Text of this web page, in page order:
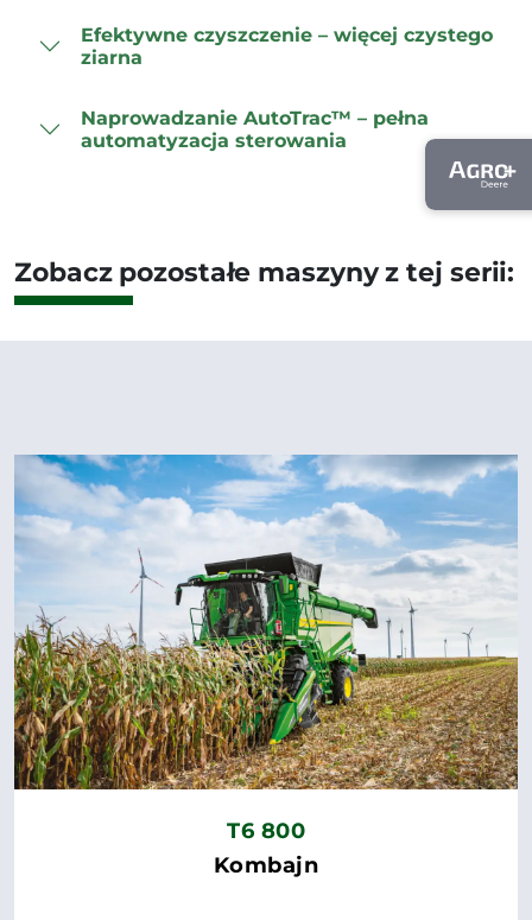
Efektywne czyszczenie – więcej czystego
ziarna
Naprowadzanie AutoTrac™ – pełna
automatyzacja sterowania
Zobacz pozostałe maszyny z tej serii:
T6 800
Kombajn